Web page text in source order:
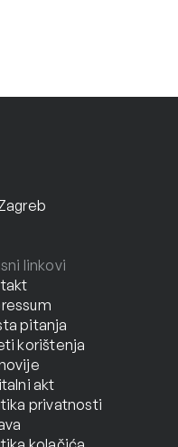
linkovi
pitanja
korištenja
akt
privatnosti